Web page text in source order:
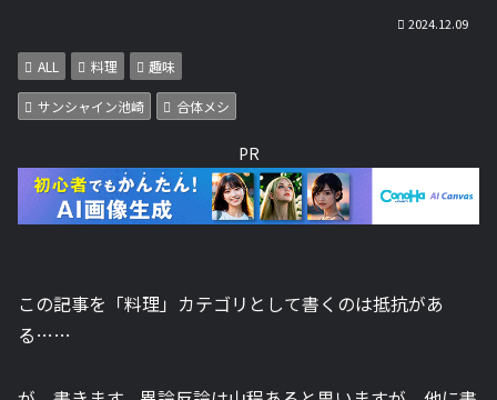
2024.12.09
ALL 料理 趣味
サンシャイン池崎 合体メシ
PR
この記事を「料理」カテゴリとして書くのは抵抗があ
る……